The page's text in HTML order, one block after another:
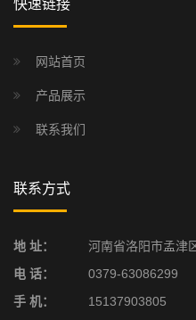
快速链接
网站首页
产品展示
联系我们
联系方式
地 址：
河南省洛阳市孟津
电 话：
0379-63086299
手 机：
15137903805